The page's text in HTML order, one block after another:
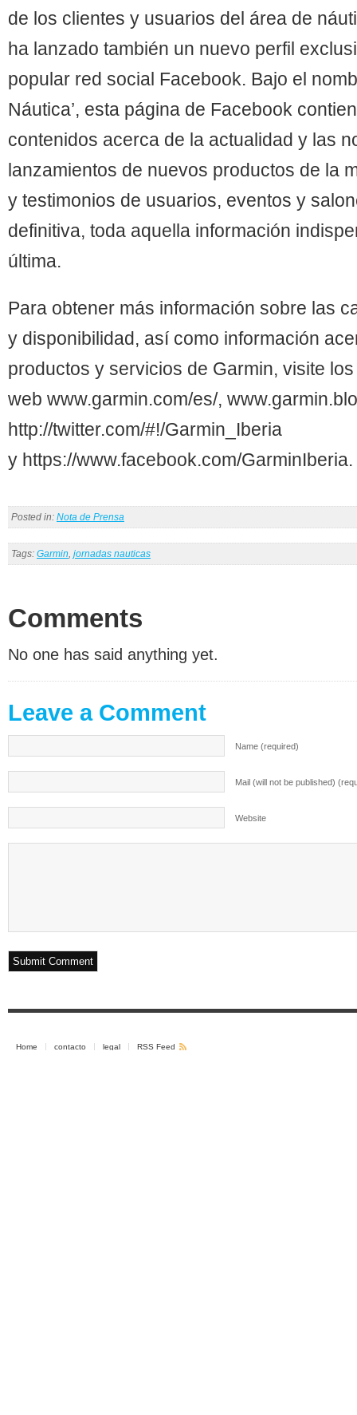
de los clientes y usuarios del área de
ha lanzado también un nuevo perfil
popular red social Facebook. Bajo el
Náutica’, esta página de Facebook
contenidos acerca de la actualidad y las
lanzamientos de nuevos productos de la
y testimonios de usuarios, eventos y
definitiva, toda aquella información
última.
Para obtener más información sobre las
y disponibilidad, así como información
productos y servicios de Garmin, visite
web www.garmin.com/es/,
http://twitter.com/#!/Garmin_Iberia
y https://www.facebook.com/GarminIberia.
Posted in: Nota de Prensa
Tags: Garmin, jornadas nauticas
Comments
No one has said anything yet.
Leave a Comment
Name (required)
Mail (will not be published)
Website
Home contacto legal RSS Feed